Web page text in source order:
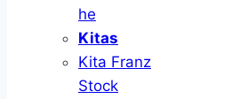
he
Kitas
Kita Franz
Stock